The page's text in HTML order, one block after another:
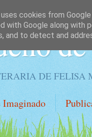
DE FELISA
cookies from
with Google along with
and to detect and